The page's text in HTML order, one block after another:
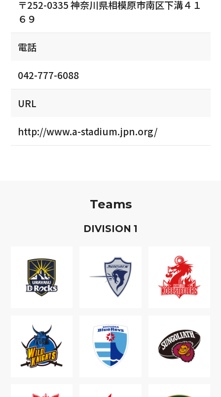
〒252-0335 神奈川県相模原市南区下溝４１
６９
電話
042-777-6088
URL
http://www.a-stadium.jpn.org/
Teams
DIVISION 1